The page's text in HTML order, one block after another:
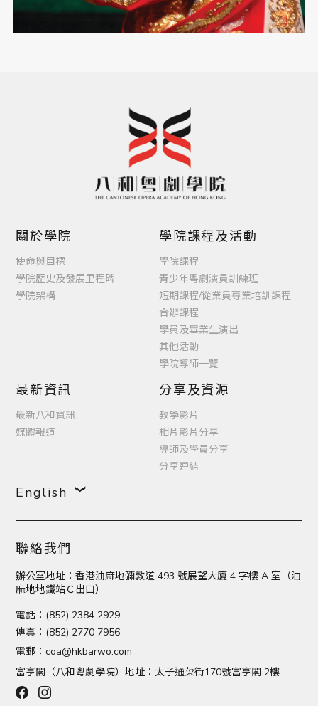
關於學院
使命與目標
學院歷史及發展里程碑
學院架構
學院課程及活動
學院課程
青少年粵劇演員訓練班
短期課程/從業員專業培訓課程
合辦課程
學員及畢業生演出
其他活動
學院導師一覽
最新資訊
最新八和資訊
媒體報道
分享及資源
教學影片
相片影片分享
導師及學員分享
分享連結
English
聯絡我們
辦公室地址：香港油麻地彌敦道 493 號展望大廈 4 字樓 A 室（油
麻地地鐵站Ｃ出口）
電話：(852) 2384 2929
傳真：(852) 2770 7956
電郵： coa@hkbarwo.com
富亨閣（八和粵劇學院）地址：太子通菜街170號富亨閣 2樓